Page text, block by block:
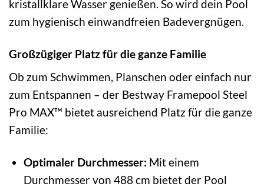
kristallklare Wasser genießen. So wird dein Pool
zum hygienisch einwandfreien Badevergnügen.
Großzügiger Platz für die ganze Familie
Ob zum Schwimmen, Planschen oder einfach nur
zum Entspannen – der Bestway Framepool Steel
Pro MAX™ bietet ausreichend Platz für die ganze
Familie:
Optimaler Durchmesser: Mit einem
Durchmesser von 488 cm bietet der Pool